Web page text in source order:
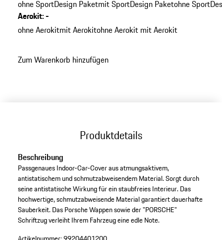
ohne SportDesign Paketmit SportDesign Paketohne
Aerokit:-
ohne Aerokitmit Aerokitohne Aerokit mit Aerokit
Zum Warenkorb hinzufügen
Produktdetails
Beschreibung
Passgenaues Indoor-Car-Cover aus atmungsaktivem,
antistatischem und schmutzabweisendem Material. Sorgt durch
seine antistatische Wirkung für ein staubfreies Interieur. Das
hochwertige, schmutzabweisende Material garantiert dauerhafte
Sauberkeit. Das Porsche Wappen sowie der "PORSCHE"
Schriftzug verleiht Ihrem Fahrzeug eine edle Note.